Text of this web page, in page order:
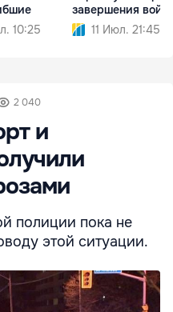
10:25
завершения
11 Июл. 21:45
2 040
и
полиции пока не
этой ситуации.